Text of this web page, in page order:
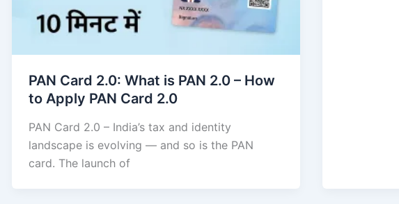
PAN Card 2.0: What is PAN 2.0 – How
to Apply PAN Card 2.0
PAN Card 2.0 – India’s tax and identity
landscape is evolving — and so is the PAN
card. The launch of